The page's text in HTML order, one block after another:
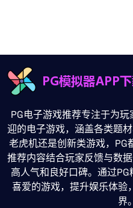
PG电子游戏推荐专注于为
迎的电子游戏，涵盖各类题
老虎机还是创新类游戏，PG
推荐内容结合玩家反馈与数
高人气和良好口碑。通过
喜爱的游戏，提升娱乐体验
界。